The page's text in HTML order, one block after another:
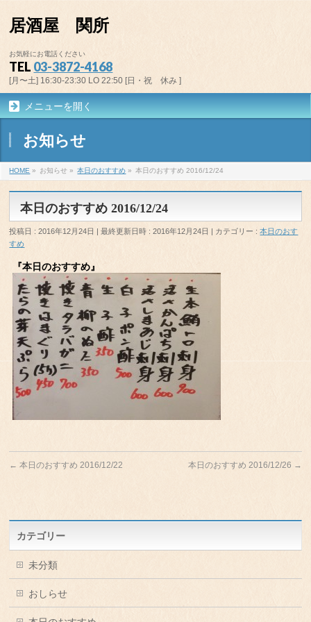
居酒屋 関所
お気軽にお電話ください
TEL 03-3872-4168
[月〜土] 16:30-23:30 LO 22:50 [日・祝 休み ]
メニューを開く
お知らせ
HOME » お知らせ » 本日のおすすめ » 本日のおすすめ 2016/12/24
本日のおすすめ 2016/12/24
投稿日 : 2016年12月24日 最終更新日時 : 2016年12月24日 カテゴリー :本日のおす
すめ
『本日のおすすめ』
← 本日のおすすめ 2016/12/22 本日のおすすめ 2016/12/26 →
カテゴリー
未分類
おしらせ